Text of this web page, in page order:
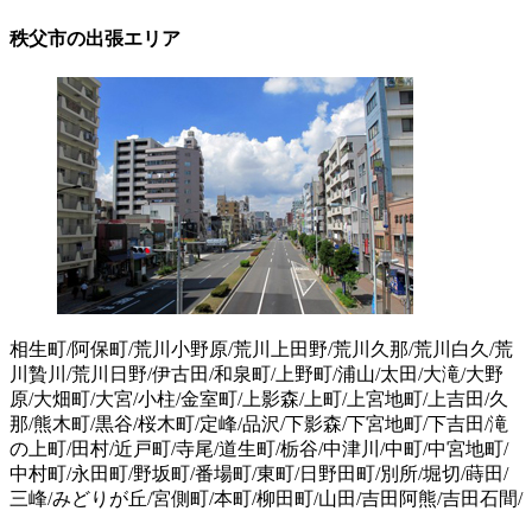
秩父市の出張エリア
相生町/阿保町/荒川小野原/荒川上田野/荒川久那/荒川白久/荒
川贄川/荒川日野/伊古田/和泉町/上野町/浦山/太田/大滝/大野
原/大畑町/大宮/小柱/金室町/上影森/上町/上宮地町/上吉田/久
那/熊木町/黒谷/桜木町/定峰/品沢/下影森/下宮地町/下吉田/滝
の上町/田村/近戸町/寺尾/道生町/栃谷/中津川/中町/中宮地町/
中村町/永田町/野坂町/番場町/東町/日野田町/別所/堀切/蒔田/
三峰/みどりが丘/宮側町/本町/柳田町/山田/吉田阿熊/吉田石間/